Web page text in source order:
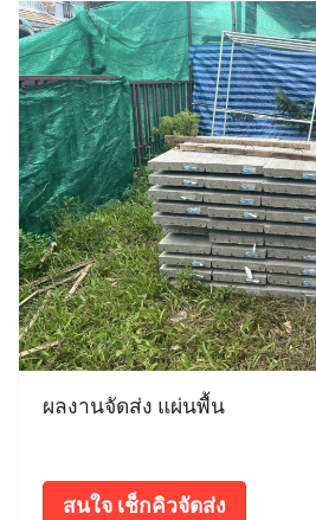
ผลงานจัดส่ง แผ่นพื้น
สนใจ เช็กคิวจัดส่ง